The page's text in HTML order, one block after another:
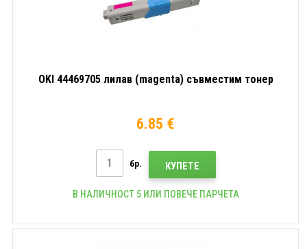
OKI 44469705 лилав (magenta) съвместим тонер
6.85 €
бр. КУПЕТЕ
В НАЛИЧНОСТ 5 ИЛИ ПОВЕЧЕ ПАРЧЕТА